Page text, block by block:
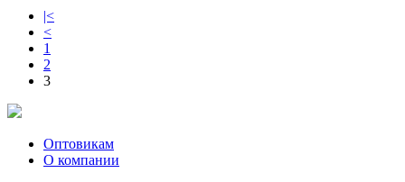
|<
<
1
2
3
Оптовикам
О компании